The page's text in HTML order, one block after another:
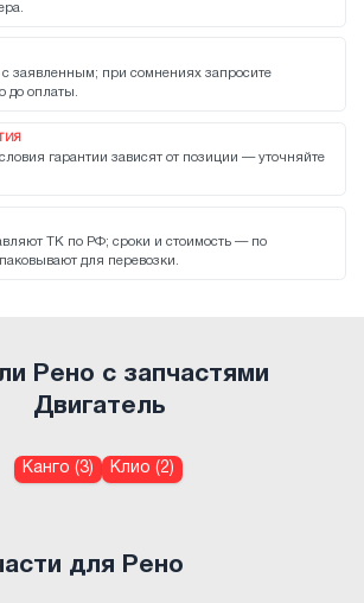
с заявленным; при сомнениях запросите
до оплаты.
гарантии зависят от позиции — уточняйте
ТК по РФ; сроки и стоимость — по
для перевозки.
Рено с запчастями
Двигатель
Канго (3) Клио (2)
для Рено